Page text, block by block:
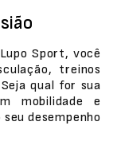
Sport, você
treinos
qual for sua
mobilidade e
desempenho